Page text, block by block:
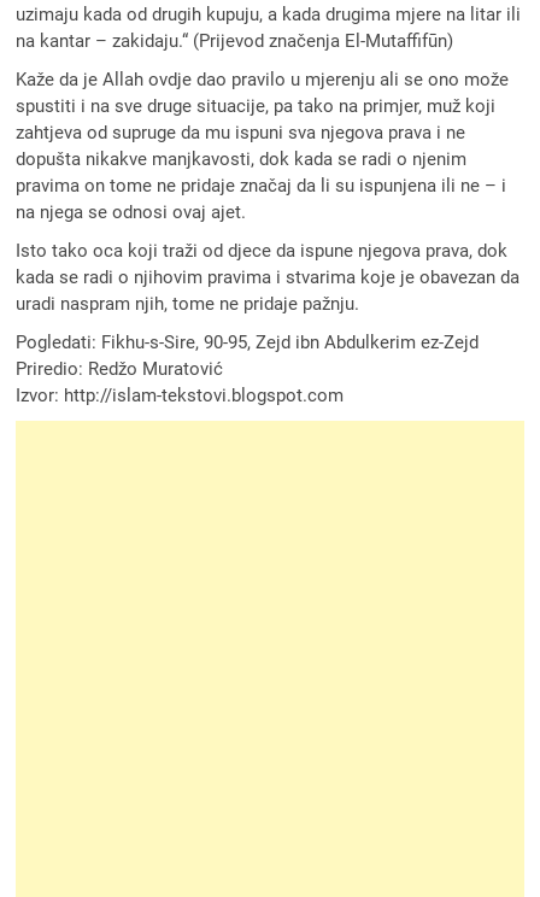
uzimaju kada od drugih kupuju, a kada drugima mjere na litar ili
na kantar – zakidaju.“ (Prijevod značenja El-Mutaffifūn)
Kaže da je Allah ovdje dao pravilo u mjerenju ali se ono može
spustiti i na sve druge situacije, pa tako na primjer, muž koji
zahtjeva od supruge da mu ispuni sva njegova prava i ne
dopušta nikakve manjkavosti, dok kada se radi o njenim
pravima on tome ne pridaje značaj da li su ispunjena ili ne – i
na njega se odnosi ovaj ajet.
Isto tako oca koji traži od djece da ispune njegova prava, dok
kada se radi o njihovim pravima i stvarima koje je obavezan da
uradi naspram njih, tome ne pridaje pažnju.
Pogledati: Fikhu-s-Sire, 90-95, Zejd ibn Abdulkerim ez-Zejd
Priredio: Redžo Muratović
Izvor: http://islam-tekstovi.blogspot.com